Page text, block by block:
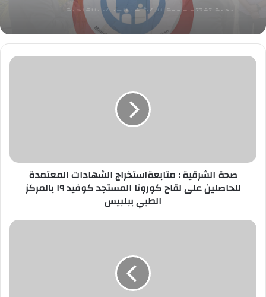
الأرضية
صحة
لقاح
المستجد
بالمركز
صحة الشرقية : متابعةاستخراج الشهادات المعتمدة
للحاصلين على لقاح كورونا المستجد كوفيد ١٩ بالمركز
الطبي ببلبيس
مبادرة